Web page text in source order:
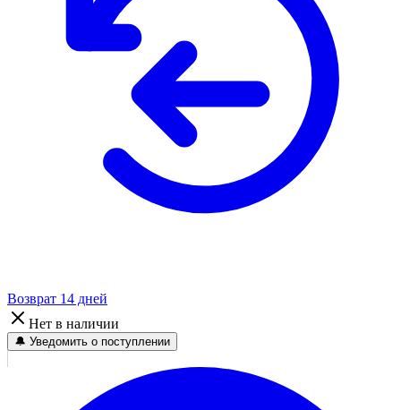
Возврат 14 дней
Нет в наличии
🔔 Уведомить о поступлении